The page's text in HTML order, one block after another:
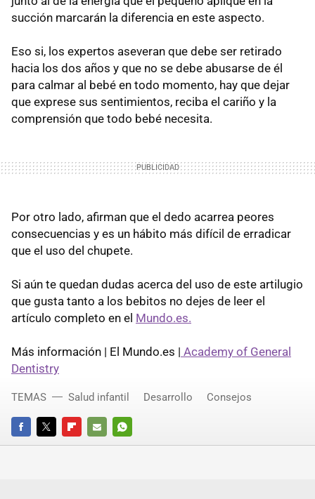
succión marcarán la diferencia en este aspecto.
Eso si, los expertos aseveran que debe ser retirado
hacia los dos años y que no se debe abusarse de él
para calmar al bebé en todo momento, hay que dejar
que exprese sus sentimientos, reciba el cariño y la
comprensión que todo bebé necesita.
Por otro lado, afirman que el dedo acarrea peores
consecuencias y es un hábito más difícil de erradicar
que el uso del chupete.
Si aún te quedan dudas acerca del uso de este artilugio
que gusta tanto a los bebitos no dejes de leer el
artículo completo en el Mundo.es.
Más información | El Mundo.es | Academy of General
Dentistry
FACEBOOKTWITTERFLIPBOARD
E-
WHATSAPP
TEMAS Salud infantil Desarrollo Consejos